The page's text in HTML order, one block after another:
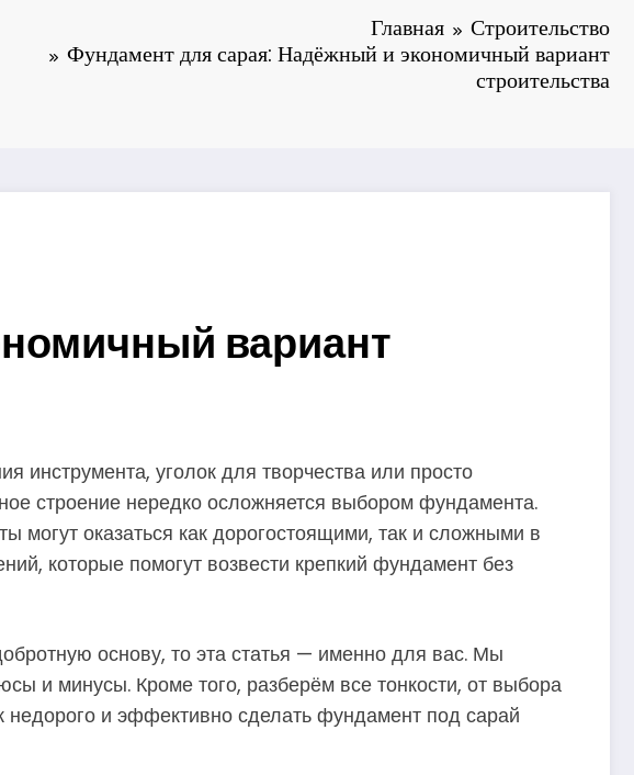
Главная
Строительство
Фундамент для сарая: Надёжный и экономичный вариант
строительства
вариант
инструмента, уголок для творчества или просто
строение нередко осложняется выбором фундамента.
могут оказаться как дорогостоящими, так и сложными в
которые помогут возвести крепкий фундамент без
основу, то эта статья — именно для вас. Мы
и минусы. Кроме того, разберём все тонкости, от выбора
недорого и эффективно сделать фундамент под сарай